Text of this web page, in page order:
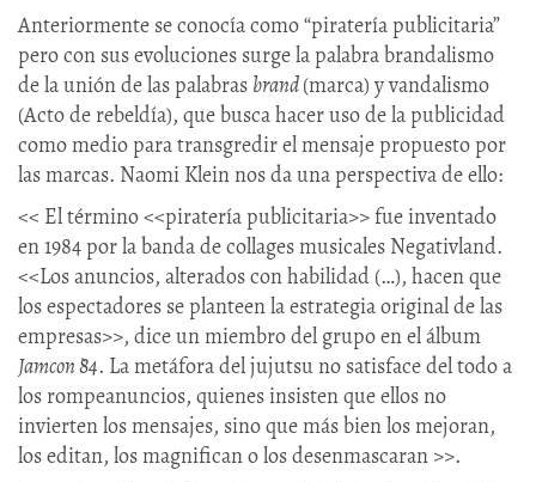
Anteriormente se conocía como “piratería publicitaria”
pero con sus evoluciones surge la palabra brandalismo
de la unión de las palabras brand(marca) y vandalismo
(Acto de rebeldía), que busca hacer uso de la publicidad
como medio para transgredir el mensaje propuesto por
las marcas. Naomi Klein nos da una perspectiva de ello:
<< El término <<piratería publicitaria>> fue inventado
en 1984 por la banda de collages musicales Negativland.
<<Los anuncios, alterados con habilidad (…), hacen que
los espectadores se planteen la estrategia original de las
empresas>>, dice un miembro del grupo en el álbum
Jamcon `84. La metáfora del jujutsu no satisface del todo a
los rompeanuncios, quienes insisten que ellos no
invierten los mensajes, sino que más bien los mejoran,
los editan, los magnifican o los desenmascaran >>.